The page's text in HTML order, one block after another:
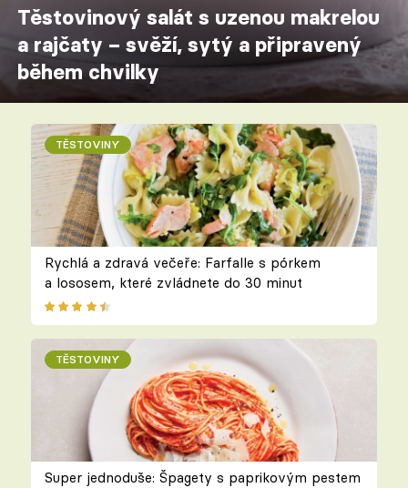
Těstovinový salát s uzenou makrelou
a rajčaty – svěží, sytý a připravený
během chvilky
TĚSTOVINY
Rychlá a zdravá večeře: Farfalle s pórkem
a lososem, které zvládnete do 30 minut
TĚSTOVINY
Super jednoduše: Špagety s paprikovým pestem